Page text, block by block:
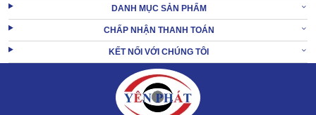
DANH MỤC SẢN PHẨM
CHẤP NHẬN THANH TOÁN
KẾT NỐI VỚI CHÚNG TÔI